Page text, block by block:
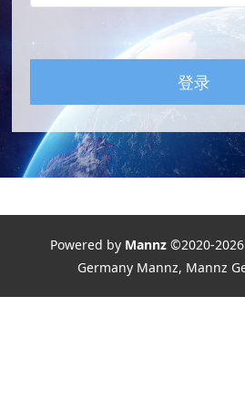
登录
Powered by Mannz ©2020-
Germany Mannz, Mannz